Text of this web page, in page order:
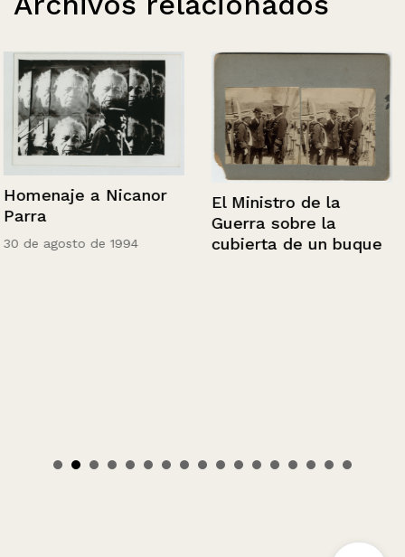
Homenaje a Nicanor
Parra
30 de agosto de 1994
El Ministro de la
Guerra sobre la
cubierta de un buque